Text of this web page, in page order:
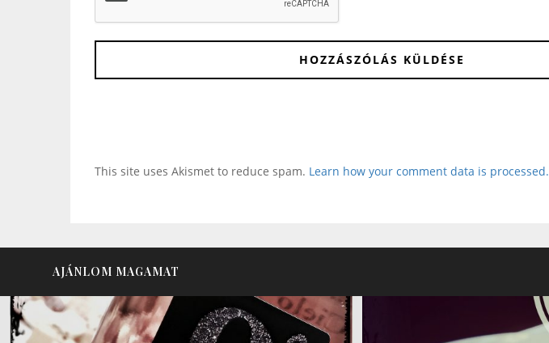
This site uses Akismet to reduce spam. Learn how your comment data is processed.
AJÁNLOM MAGAMAT